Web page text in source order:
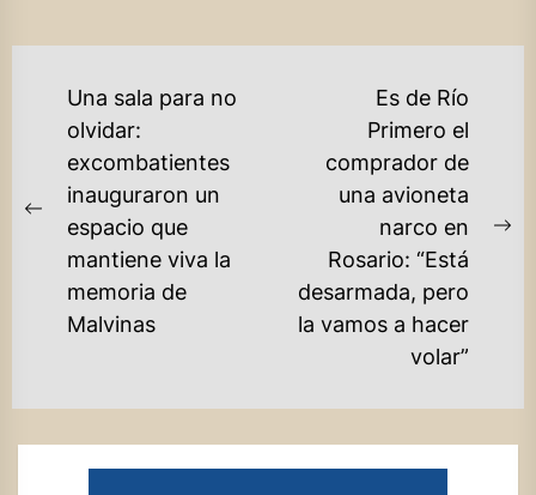
NAVEGACIÓN
ENTRADAS
Previous
post:
Una sala para no
olvidar:
excombatientes
inauguraron un
espacio que
mantiene viva la
memoria de
Malvinas
Es de Río
Primero el
comprador de
una avioneta
narco en
Rosario: “Está
desarmada, pero
la vamos a hacer
volar”